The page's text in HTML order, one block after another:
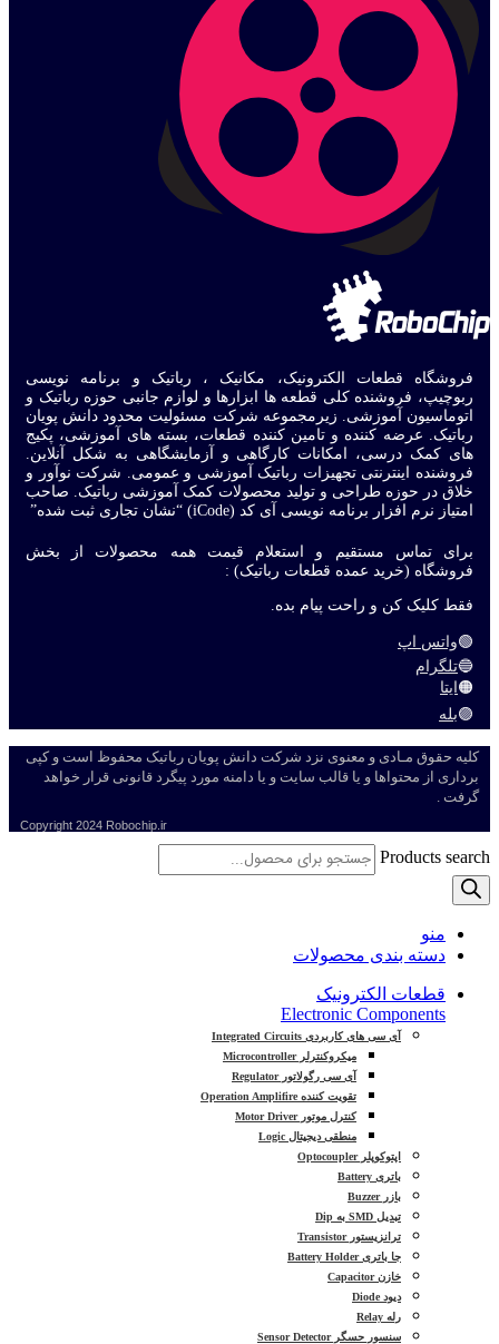
فروشگاه قطعات الکترونیک، مکانیک ، رباتیک و برنامه نویسی
ربوچیپ، فروشنده کلی قطعه ها ابزارها و لوازم جانبی حوزه رباتیک و
اتوماسیون آموزشی. زیرمجموعه شرکت مسئولیت محدود دانش پویان
رباتیک. عرضه کننده و تامین کننده قطعات، بسته های آموزشی، پکیج
های کمک درسی، امکانات کارگاهی و آزمایشگاهی به شکل آنلاین.
فروشنده اینترنتی تجهیزات رباتیک آموزشی و عمومی. شرکت نوآور و
خلاق در حوزه طراحی و تولید محصولات کمک آموزشی رباتیک. صاحب
امتیاز نرم افزار برنامه نویسی آی کد (iCode) “نشان تجاری ثبت شده”
برای تماس مستقیم و استعلام قیمت همه محصولات از بخش
فروشگاه (خرید عمده قطعات رباتیک) :
فقط کلیک کن و راحت پیام بده.
🟢واتس اپ
🔵تلگرام
🟠ایتا
🟣بله
کلیه حقوق مـادی و معنوی نزد شرکت دانش پویان رباتیک محفوظ است و کپی
برداری از محتواها و یا قالب سایت و یا دامنه مورد پیگرد قانونی قرار خواهد
گرفت .
Copyright 2024 Robochip.ir
Products search
منو
دسته بندی محصولات
قطعات الکترونیک
Electronic Components
آی سی های کاربردی Integrated Circuits
میکروکنترلر Microcontroller
آی سی رگولاتور Regulator
تقویت کننده Operation Amplifire
کنترل موتور Motor Driver
منطقی دیجیتال Logic
اپتوکوپلر Optocoupler
باتری Battery
بازر Buzzer
تبدیل SMD به Dip
ترانزیستور Transistor
جا باتری Battery Holder
خازن Capacitor
دیود Diode
رله Relay
سنسور حسگر Sensor Detector